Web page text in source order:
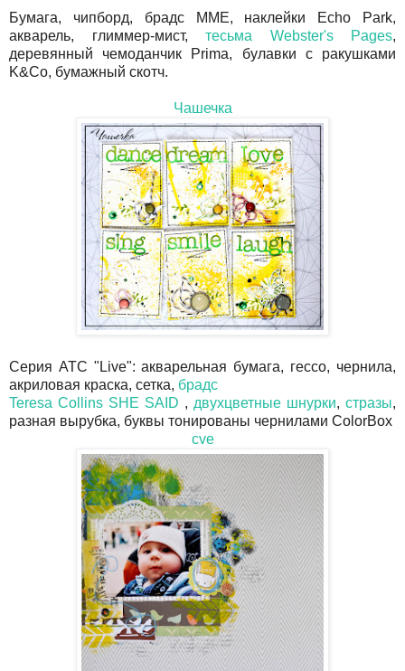
Бумага, чипборд, брадс ММЕ, наклейки Echo Park,
акварель, глиммер-мист, тесьма Webster's Pages,
деревянный чемоданчик Prima, булавки с ракушками
K&Co, бумажный скотч.
Чашечка
Серия АТС "Live": акварельная бумага, гессо, чернила,
акриловая краска, сетка, брадс
Teresa Collins SHE SAID , двухцветные шнурки, стразы,
разная вырубка, буквы тонированы чернилами ColorBox
cve